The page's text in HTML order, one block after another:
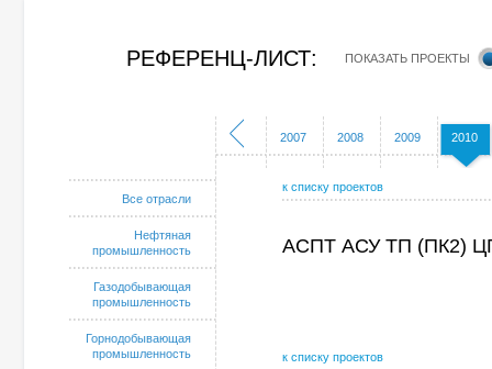
РЕФЕРЕНЦ-ЛИСТ: ПОКАЗАТЬ ПРОЕКТЫ
Все отрасли
Нефтяная
промышленность
Газодобывающая
промышленность
Горнодобывающая
промышленность
2006 2007 2008 2009 2010
к списку проектов
АСПТ АСУ ТП (ПК2)
к списку проектов